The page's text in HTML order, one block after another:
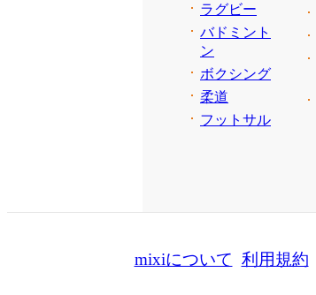
ラグビー
バドミント
ン
ボクシング
柔道
フットサル
mixiについて 利用規約